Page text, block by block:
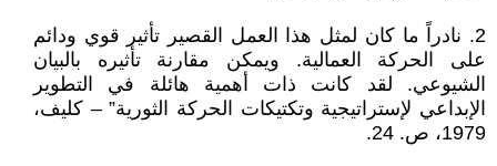
2. نادراً ما كان لمثل هذا العمل القصير تأثير قوي ودائم
على الحركة العمالية. ويمكن مقارنة تأثيره بالبيان
الشيوعي. لقد كانت ذات أهمية هائلة في التطوير
الإبداعي لإستراتيجية وتكتيكات الحركة الثورية” – كليف،
1979، ص. 24.